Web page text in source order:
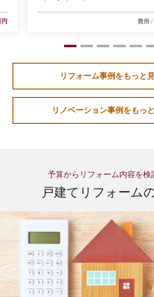
円 費用
1 2 3 4 5 6
リフォーム事例をもっと
リノベーション事例をもっ
予算からリフォーム内容を検
戸建てリフォーム